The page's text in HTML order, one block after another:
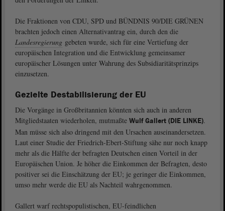
Die Fraktionen von CDU, SPD und BÜNDNIS 90/DIE GRÜNEN
brachten jedoch einen Alternativantrag ein, durch den die
Landesregierung gebeten wurde, sich für eine Vertiefung der
europäischen Integration und die Entwicklung gemeinsamer
europäischer Lösungen unter Wahrung des Subsidiaritätsprinzips
einzusetzen.
Gezielte Destabilisierung der EU
Die Vorgänge in Großbritannien könnten sich auch in anderen
Mitgliedstaaten wiederholen, mutmaßte Wulf Gallert (DIE LINKE).
Man müsse sich also dringend mit den Ursachen auseinandersetzen.
Laut einer Studie der Friedrich-Ebert-Stiftung sähe nur noch knapp
mehr als die Hälfte der befragten Deutschen einen Vorteil in der
Europäischen Union. Je höher die Einkommen der Befragten, desto
positiver sei die Einschätzung der EU; je geringer die Einkommen,
umso mehr werde die EU als Nachteil wahrgenommen.
Gallert warf rechtspopulistischen, EU-feindlichen